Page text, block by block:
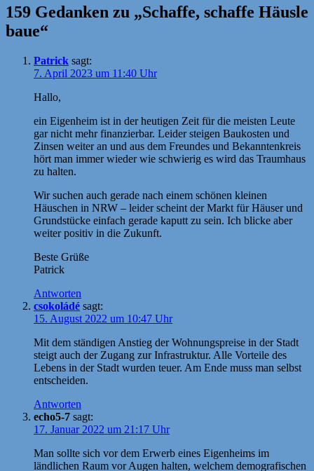
159 Gedanken zu „Schaffe, schaffe Häusle
baue“
Patrick sagt:
7. April 2023 um 11:40 Uhr
Hallo,
ein Eigenheim ist in der heutigen Zeit für die meisten Leute
gar nicht mehr finanzierbar. Leider steigen Baukosten und
Zinsen weiter an und aus dem Freundes und Bekanntenkreis
hört man immer wieder wie schwierig es wird das Traumhaus
zu halten.
Wir suchen auch gerade nach einem schönen kleinen
Häuschen in NRW – leider scheint der Markt für Häuser und
Grundstücke einfach gerade kaputt zu sein. Ich blicke aber
weiter positiv in die Zukunft.
Beste Grüße
Patrick
Antworten
csokoládé sagt:
15. August 2022 um 10:47 Uhr
Mit dem ständigen Anstieg der Wohnungspreise in der Stadt
steigt auch der Zugang zur Infrastruktur. Alle Vorteile des
Lebens in der Stadt wurden teuer. Am Ende muss man selbst
entscheiden.
Antworten
echo5-7 sagt:
17. Januar 2022 um 21:17 Uhr
Man sollte sich vor dem Erwerb eines Eigenheims im
ländlichen Raum vor Augen halten, welchem demografischen